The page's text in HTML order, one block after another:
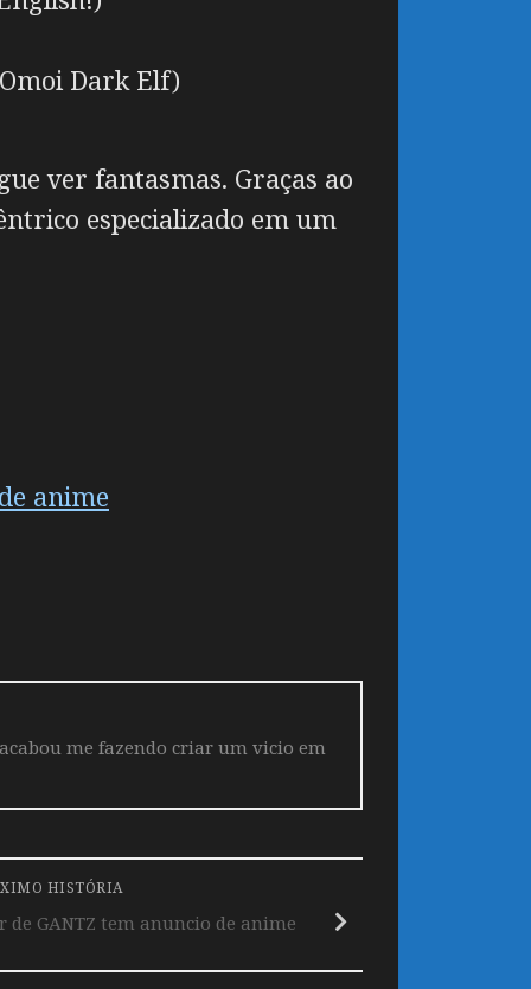
Dark Elf)
ver fantasmas. Graças ao
especializado em um
anime
me fazendo criar um vicio em
HISTÓRIA
de GANTZ tem anuncio de anime